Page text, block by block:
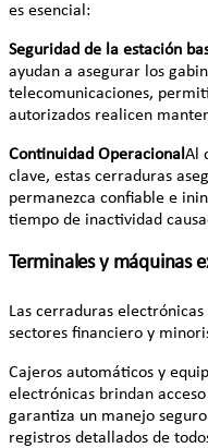
es esencial:
Seguridad de la estación
ayudan a asegurar los
telecomunicaciones,
autorizados realicen
Continuidad OperacionalAl
clave, estas cerraduras
permanezca confiable e
tiempo de inactividad
Terminales y máquinas
Las cerraduras
sectores financiero y
Cajeros automáticos y
electrónicas brindan
garantiza un manejo
registros detallados de